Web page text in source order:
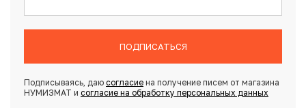
ПОДПИСАТЬСЯ
Подписываясь, даю согласиена получение писем от магазина
НУМИЗМАТ и согласие на обработку персональных данных